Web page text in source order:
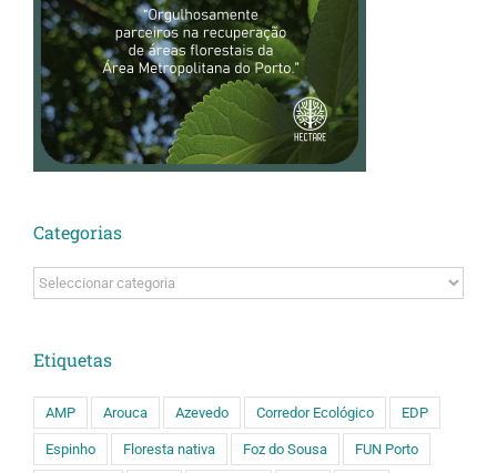
Categorias
Categorias
Etiquetas
AMP Arouca Azevedo Corredor Ecológico EDP
Espinho Floresta nativa Foz do Sousa FUN Porto